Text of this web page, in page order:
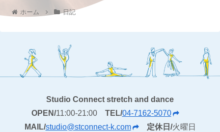
ホーム 日記
Studio Connect stretch and dance
OPEN/11:00-21:00 TEL/04-7162-5070
MAIL/studio@stconnect-k.com 定休日/火曜日